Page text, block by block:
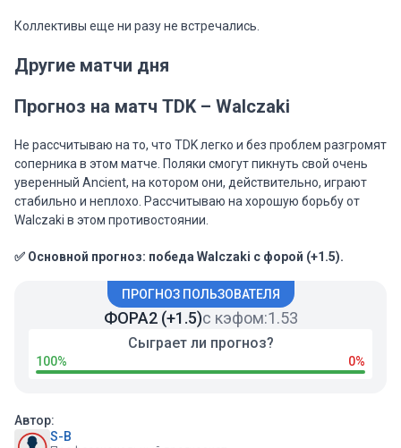
Коллективы еще ни разу не встречались.
Другие матчи дня
Прогноз на матч TDK – Walczaki
Не рассчитываю на то, что TDK легко и без проблем разгромят
соперника в этом матче. Поляки смогут пикнуть свой очень
уверенный Ancient, на котором они, действительно, играют
стабильно и неплохо. Рассчитываю на хорошую борьбу от
Walczaki в этом противостоянии.
✅ Основной прогноз: победа Walczaki с форой (+1.5).
ПРОГНОЗ ПОЛЬЗОВАТЕЛЯ
ФОРА2 (+1.5)с кэфом:1.53
100%
Сыграет ли прогноз?
0%
Автор:
S-B